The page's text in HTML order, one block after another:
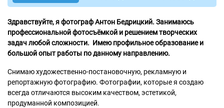
Здравствуйте, я фотограф Антон Бедрицкий. Занимаюсь
профессиональной фотосъёмкой и решением творческих
задач любой сложности. Имею профильное образование и
большой опыт работы по данному направлению.
Снимаю художественно-постановочную, рекламную и
репортажную фотографию. Фотографии, которые я создаю
всегда отличаются высоким качеством, эстетикой,
продуманной композицией.